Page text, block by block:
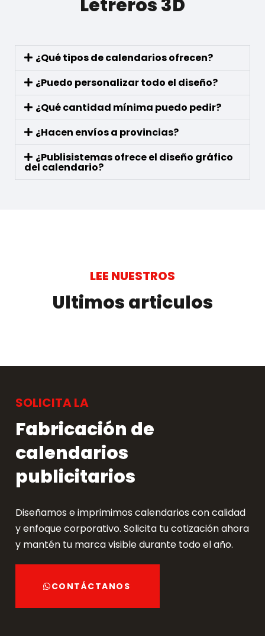
Letreros 3D
¿Qué tipos de calendarios ofrecen?
¿Puedo personalizar todo el diseño?
¿Qué cantidad mínima puedo pedir?
¿Hacen envíos a provincias?
¿Publisistemas ofrece el diseño gráfico
del calendario?
LEE NUESTROS
Ultimos articulos
SOLICITA LA
Fabricación de
calendarios
publicitarios
Diseñamos e imprimimos calendarios con calidad
y enfoque corporativo. Solicita tu cotización ahora
y mantén tu marca visible durante todo el año.
CONTÁCTANOS